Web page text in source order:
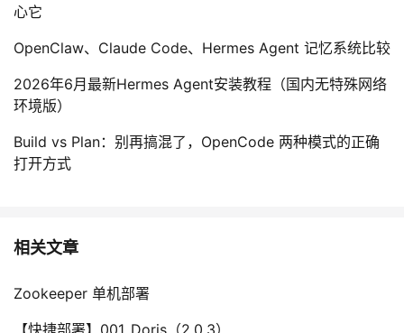
心它
OpenClaw、Claude Code、Hermes Agent 记忆系统比较
2026年6月最新Hermes Agent安装教程（国内无特殊网络
环境版）
Build vs Plan：别再搞混了，OpenCode 两种模式的正确
打开方式
相关文章
Zookeeper 单机部署
【快捷部署】001_Doris（2.0.3）